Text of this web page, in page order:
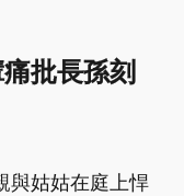
批長孫刻
與姑姑在庭上悍